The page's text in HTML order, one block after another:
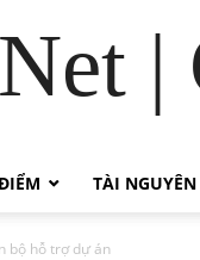
TÀI NGUYÊN
bộ hỗ trợ dự án